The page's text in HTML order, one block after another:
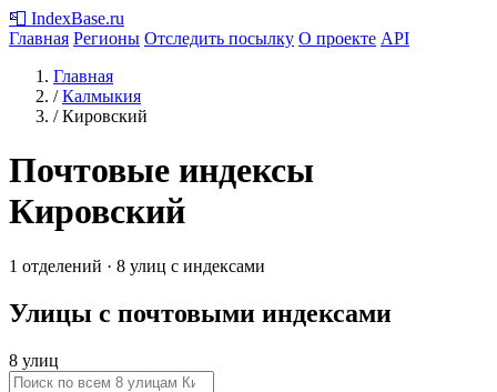
📮 IndexBase.ru
Главная Регионы Отследить посылку О проекте API
Главная
/ Калмыкия
/ Кировский
Почтовые индексы
Кировский
1 отделений · 8 улиц с индексами
Улицы с почтовыми индексами
8 улиц